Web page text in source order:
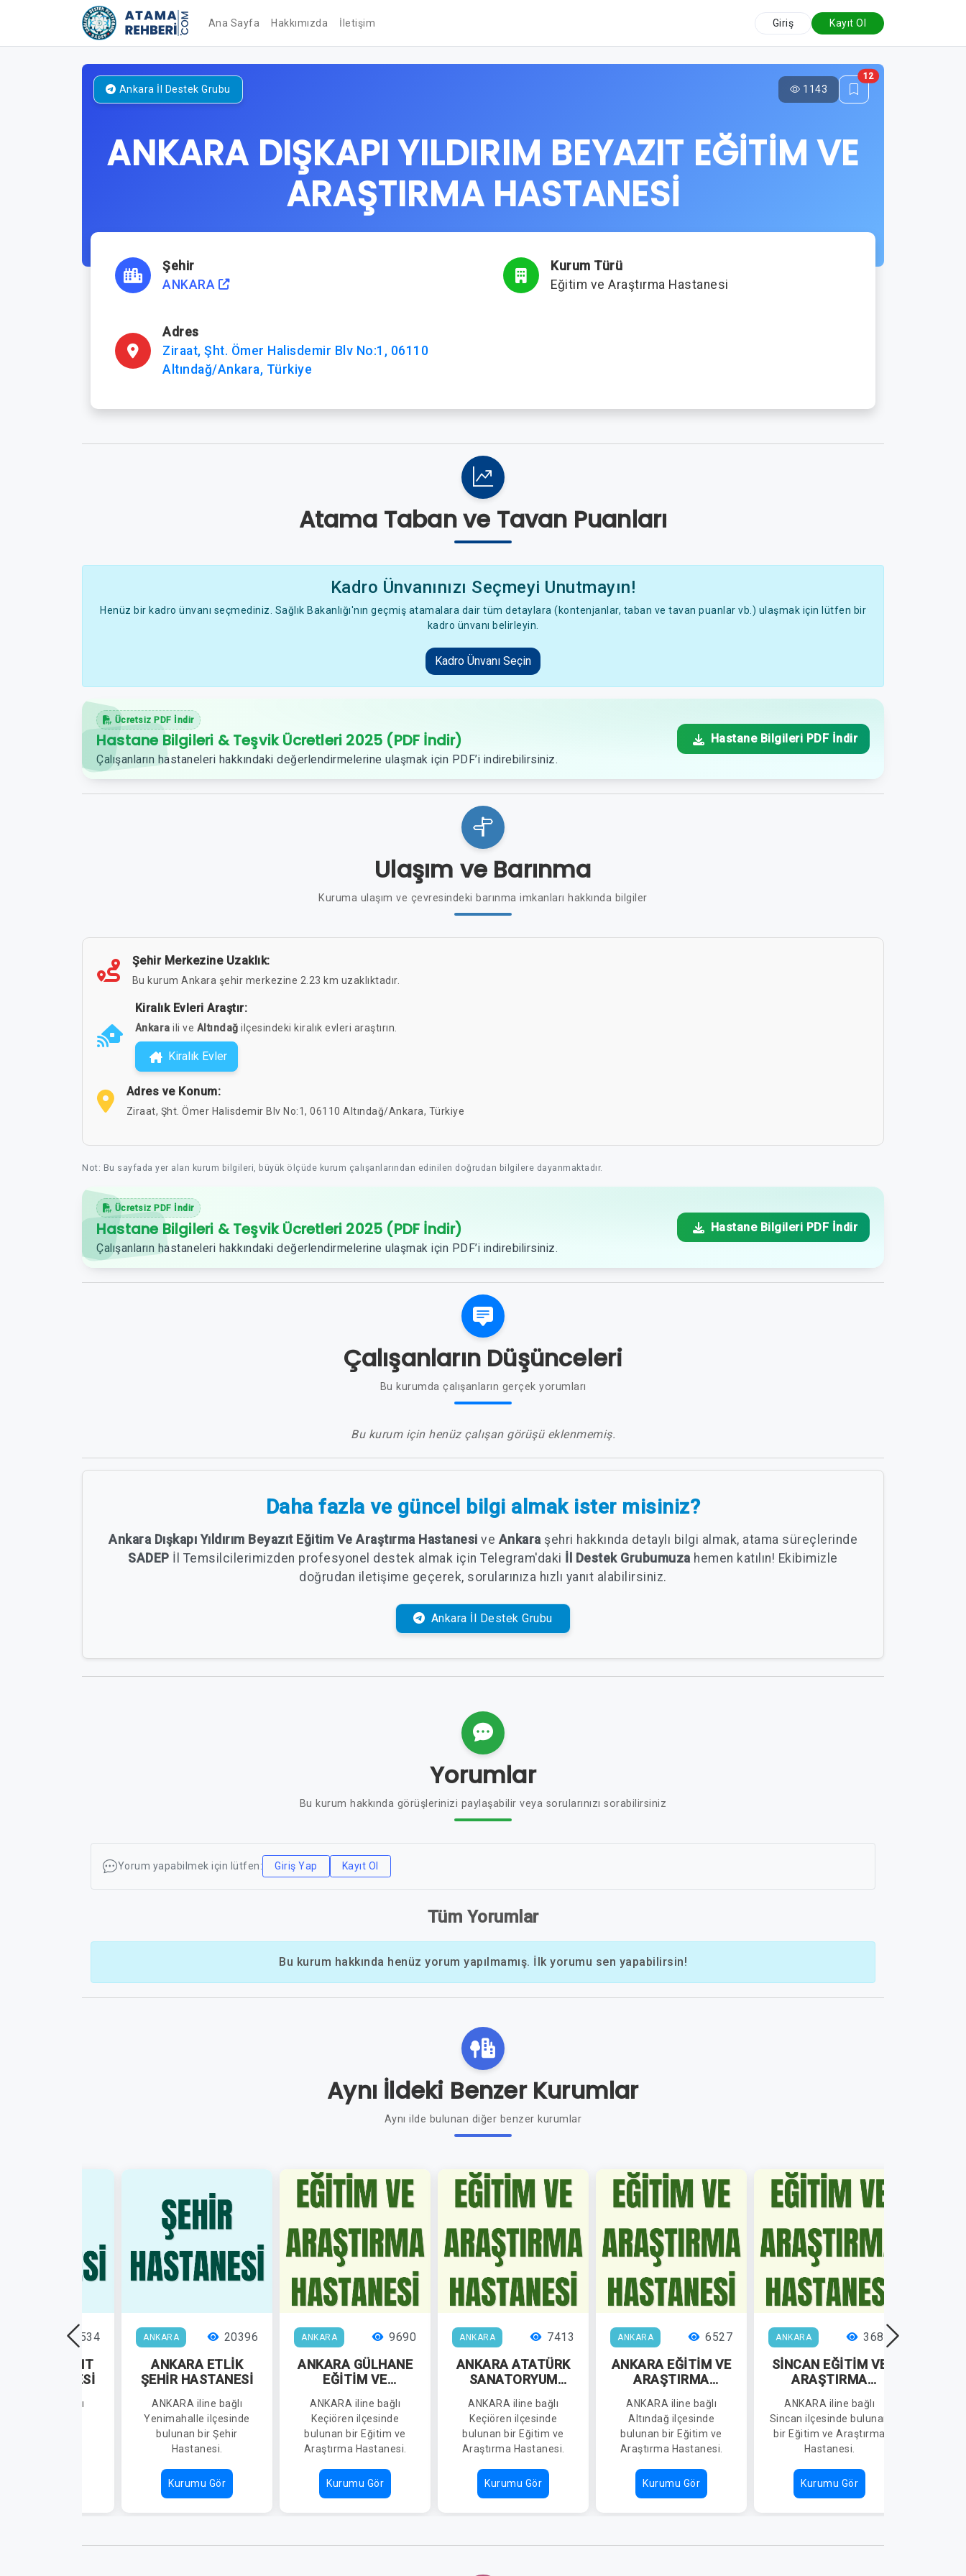
Ana Sayfa Hakkımızda İletişim Giriş Kayıt Ol
ANKARA DIŞKAPI YILDIRIM BEYAZIT EĞİTİM VE
ARAŞTIRMA HASTANESİ
Ankara İl Destek Grubu 1143
12
Şehir
ANKARA
Kurum Türü
Eğitim ve Araştırma Hastanesi
Adres
Ziraat, Şht. Ömer Halisdemir Blv No:1, 06110
Altındağ/Ankara, Türkiye
Atama Taban ve Tavan Puanları
Kadro Ünvanınızı Seçmeyi Unutmayın!
Henüz bir kadro ünvanı seçmediniz. Sağlık Bakanlığı'nın geçmiş atamalara dair tüm detaylara (kontenjanlar, taban ve tavan puanlar vb.) ulaşmak için lütfen bir
kadro ünvanı belirleyin.
Kadro Ünvanı Seçin
Ücretsiz PDF İndir
Hastane Bilgileri & Teşvik Ücretleri 2025 (PDF İndir)
Çalışanların hastaneleri hakkındaki değerlendirmelerine ulaşmak için PDF’i indirebilirsiniz.
Hastane Bilgileri PDF İndir
Ulaşım ve Barınma
Kuruma ulaşım ve çevresindeki barınma imkanları hakkında bilgiler
Şehir Merkezine Uzaklık:
Bu kurum Ankara şehir merkezine 2.23 km uzaklıktadır.
Kiralık Evleri Araştır:
Ankara ili ve Altındağ ilçesindeki kiralık evleri araştırın.
Kiralık Evler
Adres ve Konum:
Ziraat, Şht. Ömer Halisdemir Blv No:1, 06110 Altındağ/Ankara, Türkiye
Not: Bu sayfada yer alan kurum bilgileri, büyük ölçüde kurum çalışanlarından edinilen doğrudan bilgilere dayanmaktadır.
Ücretsiz PDF İndir
Hastane Bilgileri & Teşvik Ücretleri 2025 (PDF İndir)
Çalışanların hastaneleri hakkındaki değerlendirmelerine ulaşmak için PDF’i indirebilirsiniz.
Hastane Bilgileri PDF İndir
Çalışanların Düşünceleri
Bu kurumda çalışanların gerçek yorumları
Bu kurum için henüz çalışan görüşü eklenmemiş.
Daha fazla ve güncel bilgi almak ister misiniz?
Ankara Dışkapı Yıldırım Beyazıt Eğitim Ve Araştırma Hastanesi ve Ankara şehri hakkında detaylı bilgi almak, atama süreçlerinde
SADEP İl Temsilcilerimizden profesyonel destek almak için Telegram'daki İl Destek Grubumuza hemen katılın! Ekibimizle
doğrudan iletişime geçerek, sorularınıza hızlı yanıt alabilirsiniz.
Ankara İl Destek Grubu
Yorumlar
Bu kurum hakkında görüşlerinizi paylaşabilir veya sorularınızı sorabilirsiniz
Yorum yapabilmek için lütfen: Giriş Yap Kayıt Ol
Tüm Yorumlar
Bu kurum hakkında henüz yorum yapılmamış. İlk yorumu sen yapabilirsin!
Aynı İldeki Benzer Kurumlar
Aynı ilde bulunan diğer benzer kurumlar
21534
BİLKENT
HASTANESİ
iline bağlı
ANKARA 20396
ANKARA ETLİK
ŞEHİR HASTANESİ
ANKARA iline bağlı
Yenimahalle ilçesinde
bulunan bir Şehir
Hastanesi.
Kurumu Gör
ANKARA 9690
ANKARA GÜLHANE
EĞİTİM VE
HASTANESİ
ANKARA iline bağlı
Keçiören ilçesinde
bulunan bir Eğitim ve
Araştırma Hastanesi.
Kurumu Gör
ANKARA 7413
ANKARA ATATÜRK
SANATORYUM
ARAŞTIRMA
HASTANESİ
ANKARA iline bağlı
Keçiören ilçesinde
bulunan bir Eğitim ve
Araştırma Hastanesi.
Kurumu Gör
ANKARA 6527
ANKARA EĞİTİM VE
ARAŞTIRMA
ANKARA iline bağlı
Altındağ ilçesinde
bulunan bir Eğitim ve
Araştırma Hastanesi.
Kurumu Gör
ANKARA 3684
SİNCAN EĞİTİM VE
ARAŞTIRMA
ANKARA iline bağlı
Sincan ilçesinde bulunan
bir Eğitim ve Araştırma
Hastanesi.
Kurumu Gör